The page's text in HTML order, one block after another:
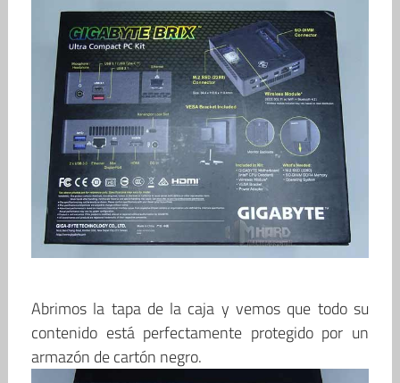
Abrimos la tapa de la caja y vemos que todo su
contenido está perfectamente protegido por un
armazón de cartón negro.